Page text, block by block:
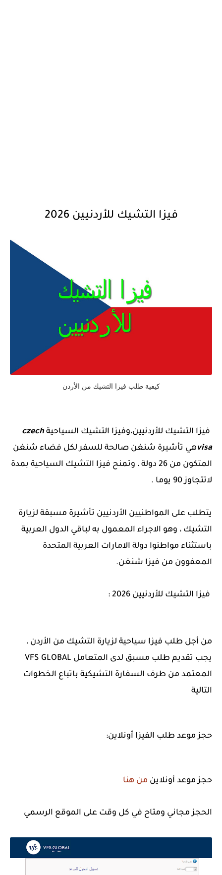
فيزا التشيك للأردنيين 2026
كيفية طلب فيزا التشيك من الأردن
فيزا التشيك للأردنيين،وفيزا التشيك السياحيةczech
visaهي تأشيرة شنغن صالحة للسفر لكل فضاء شنغن
المتكون من 26 دولة ، وتمنح فيزا التشيك السياحية بمدة
لاتتجاوز 90 يوما .
يتطلب على المواطنيين الأردنيين تأشيرة مسبقة لزيارة
التشيك ، وهو الاجراء المعمول به لباقي الدول العربية
باستثناء مواطنوا دولة الامارات العربية المتحدة
المعفوون من فيزا شنغن.
فيزا التشيك للأردنيين 2026 :
من أجل طلب فيزا سياحية لزيارة التشيك من الأردن ،
يجب تقديم طلب مسبق لدى المتعامل VFS GLOBAL
المعتمد من طرف السفارة التشيكية باتباع الخطوات
التالية
حجز موعد طلب الفيزا أونلاين:
حجز موعد أونلاين من هنا
الحجز مجاني ومتاح في كل وقت على الموقع الرسمي